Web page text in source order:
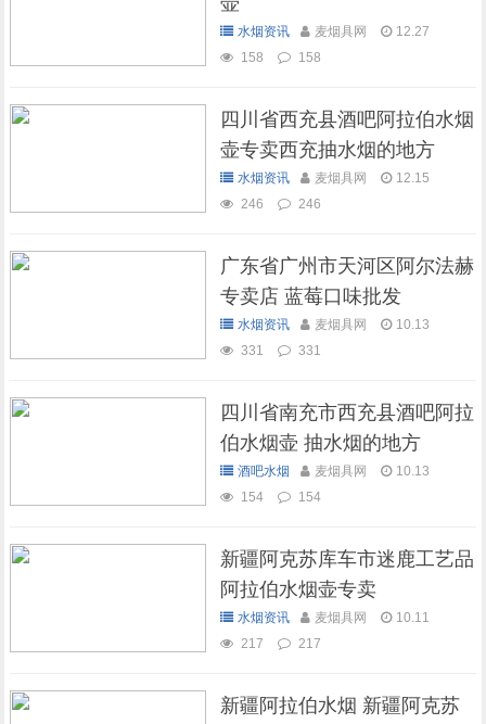
水烟资讯 麦烟具网
12.27
158
158
四川省西充县酒吧阿拉伯水烟
壶专卖西充抽水烟的地方
水烟资讯 麦烟具网
12.15
246
246
广东省广州市天河区阿尔法赫
专卖店 蓝莓口味批发
水烟资讯 麦烟具网
10.13
331
331
四川省南充市西充县酒吧阿拉
伯水烟壶 抽水烟的地方
酒吧水烟 麦烟具网
10.13
154
154
新疆阿克苏库车市迷鹿工艺品
阿拉伯水烟壶专卖
水烟资讯 麦烟具网
10.11
217
217
新疆阿拉伯水烟 新疆阿克苏